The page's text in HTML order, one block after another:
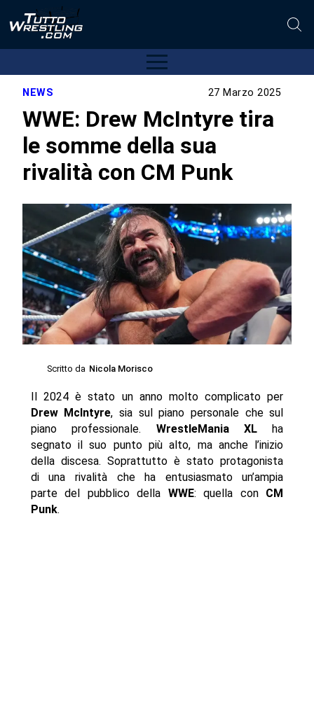
NEWS 27 Marzo 2025
WWE: Drew McIntyre tira
le somme della sua
rivalità con CM Punk
Scritto da Nicola Morisco
Il 2024 è stato un anno molto complicato per
Drew McIntyre, sia sul piano personale che sul
piano professionale. WrestleMania XLha
segnato il suo punto più alto, ma anche l’inizio
della discesa. Soprattutto è stato protagonista
di una rivalità che ha entusiasmato un’ampia
parte del pubblico della WWE: quella con CM
Punk.